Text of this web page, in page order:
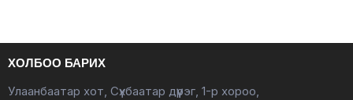
ХОЛБОО БАРИХ
Улаанбаатар хот, Сүхбаатар дүүрэг, 1-р хороо,